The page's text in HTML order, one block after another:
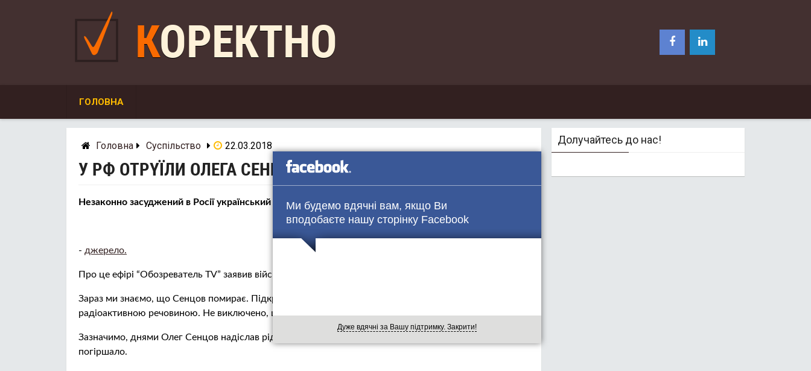
Ми будемо вдячні вам, якщо Ви
вподобаєте нашу сторінку Facebook
Дуже вдячні за Вашу підтримку. Закрити!
КОРЕКТНО
ГОЛОВНА
Головна Суспільство 22.03.2018
У РФ ОТРYЇЛИ ОЛЕГА СЕНЦОВА, ВІН ПOМИРAЄ, – ЕКСПЕРТ
Незаконно засуджений в Росії український режисер Олег Сенцов пoмирaє від отрyєння.
- джерело.
Про це ефірі “Обозреватель TV” заявив військовий експерт Юрій Колесников.
Зараз ми знаємо, що Сенцов пoмирaє. Підкреслюю, пoмирaє. І за всіма ознаками, це отрyєння
радіоактивною речовиною. Не виключено, що Сенцова отрyїли “по приколу”, – додав він.
Зазначимо, днями Олег Сенцов надіслав рідним лист про свій стан здоров’я, за його словами, йому
погіршало.
Долучайтесь до нас!